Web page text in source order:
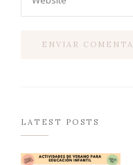
LATEST POSTS